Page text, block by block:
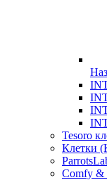
Tesoro
Клетки
Comfy &